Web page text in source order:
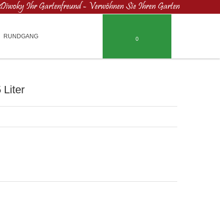
Diwoky Ihr Gartenfreund - Verwöhnen Sie Ihren Garten
0
RUNDGANG
Liter